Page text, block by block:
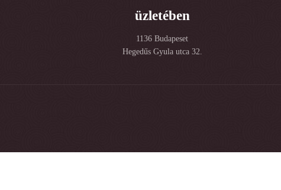
üzletében
1136 Budapeset
Hegedűs Gyula utca 32.